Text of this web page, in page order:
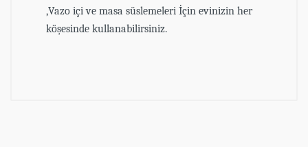
,Vazo içi ve masa süslemeleri İçin evinizin her
köşesinde kullanabilirsiniz.